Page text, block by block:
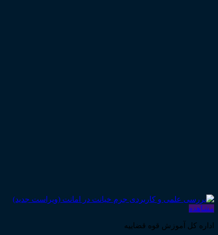
مشاهده
اداره کل آموزش قوه قضاییه